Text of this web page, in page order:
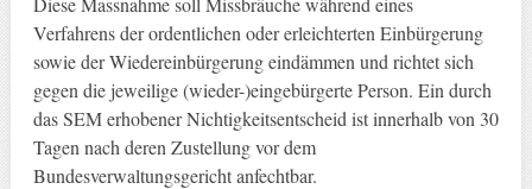
Verfahrens der ordentlichen oder erleichterten Einbürgerung
sowie der Wiedereinbürgerung eindämmen und richtet sich
gegen die jeweilige (wieder-)eingebürgerte Person. Ein durch
das SEM erhobener Nichtigkeitsentscheid ist innerhalb von 30
Tagen nach deren Zustellung vor dem
Bundesverwaltungsgericht anfechtbar.